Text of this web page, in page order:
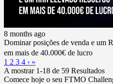
8 months ago
Dominar posições de venda e um
em mais de 40.000€ de lucro
1 2 3 4 › »
A mostrar 1-18 de 59 Resultados
Comece hoje o seu FTMO